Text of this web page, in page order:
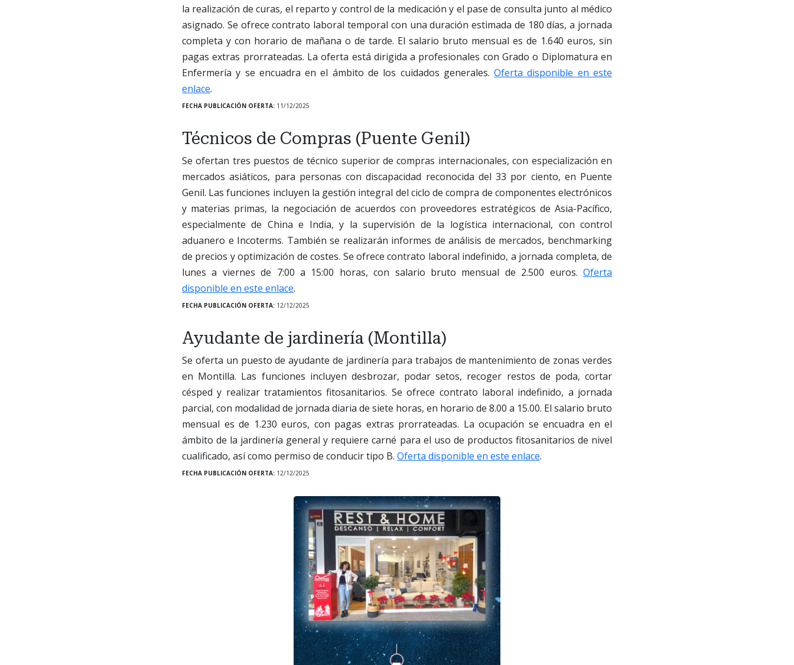
la realización de curas, el reparto y control de la medicación y el pase de consulta junto al médico
asignado. Se ofrece contrato laboral temporal con una duración estimada de 180 días, a jornada
completa y con horario de mañana o de tarde. El salario bruto mensual es de 1.640 euros, sin
pagas extras prorrateadas. La oferta está dirigida a profesionales con Grado o Diplomatura en
Enfermería y se encuadra en el ámbito de los cuidados generales.Oferta disponible en este
enlace.
FECHA PUBLICACIÓN OFERTA: 11/12/2025
Técnicos de Compras (Puente Genil)
Se ofertan tres puestos de técnico superior de compras internacionales, con especialización en
mercados asiáticos, para personas con discapacidad reconocida del 33 por ciento, en Puente
Genil. Las funciones incluyen la gestión integral del ciclo de compra de componentes electrónicos
y materias primas, la negociación de acuerdos con proveedores estratégicos de Asia-Pacífico,
especialmente de China e India, y la supervisión de la logística internacional, con control
aduanero e Incoterms. También se realizarán informes de análisis de mercados, benchmarking
de precios y optimización de costes. Se ofrece contrato laboral indefinido, a jornada completa, de
lunes a viernes de 7:00 a 15:00 horas, con salario bruto mensual de 2.500 euros. Oferta
disponible en este enlace.
FECHA PUBLICACIÓN OFERTA: 12/12/2025
Ayudante de jardinería (Montilla)
Se oferta un puesto de ayudante de jardinería para trabajos de mantenimiento de zonas verdes
en Montilla. Las funciones incluyen desbrozar, podar setos, recoger restos de poda, cortar
césped y realizar tratamientos fitosanitarios. Se ofrece contrato laboral indefinido, a jornada
parcial, con modalidad de jornada diaria de siete horas, en horario de 8.00 a 15.00. El salario bruto
mensual es de 1.230 euros, con pagas extras prorrateadas. La ocupación se encuadra en el
ámbito de la jardinería general y requiere carné para el uso de productos fitosanitarios de nivel
cualificado, así como permiso de conducir tipo B. Oferta disponible en este enlace.
FECHA PUBLICACIÓN OFERTA: 12/12/2025